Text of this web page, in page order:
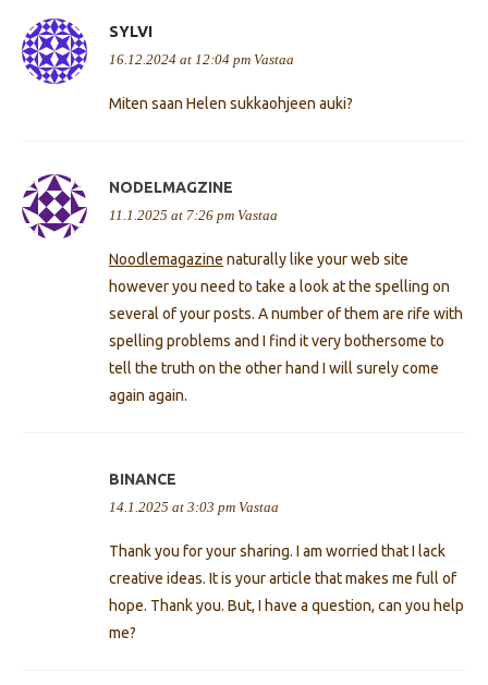
SYLVI
16.12.2024 at 12:04 pm Vastaa
Miten saan Helen sukkaohjeen auki?
NODELMAGZINE
11.1.2025 at 7:26 pm Vastaa
Noodlemagazine naturally like your web site
however you need to take a look at the spelling on
several of your posts. A number of them are rife with
spelling problems and I find it very bothersome to
tell the truth on the other hand I will surely come
again again.
BINANCE
14.1.2025 at 3:03 pm Vastaa
Thank you for your sharing. I am worried that I lack
creative ideas. It is your article that makes me full of
hope. Thank you. But, I have a question, can you help
me?